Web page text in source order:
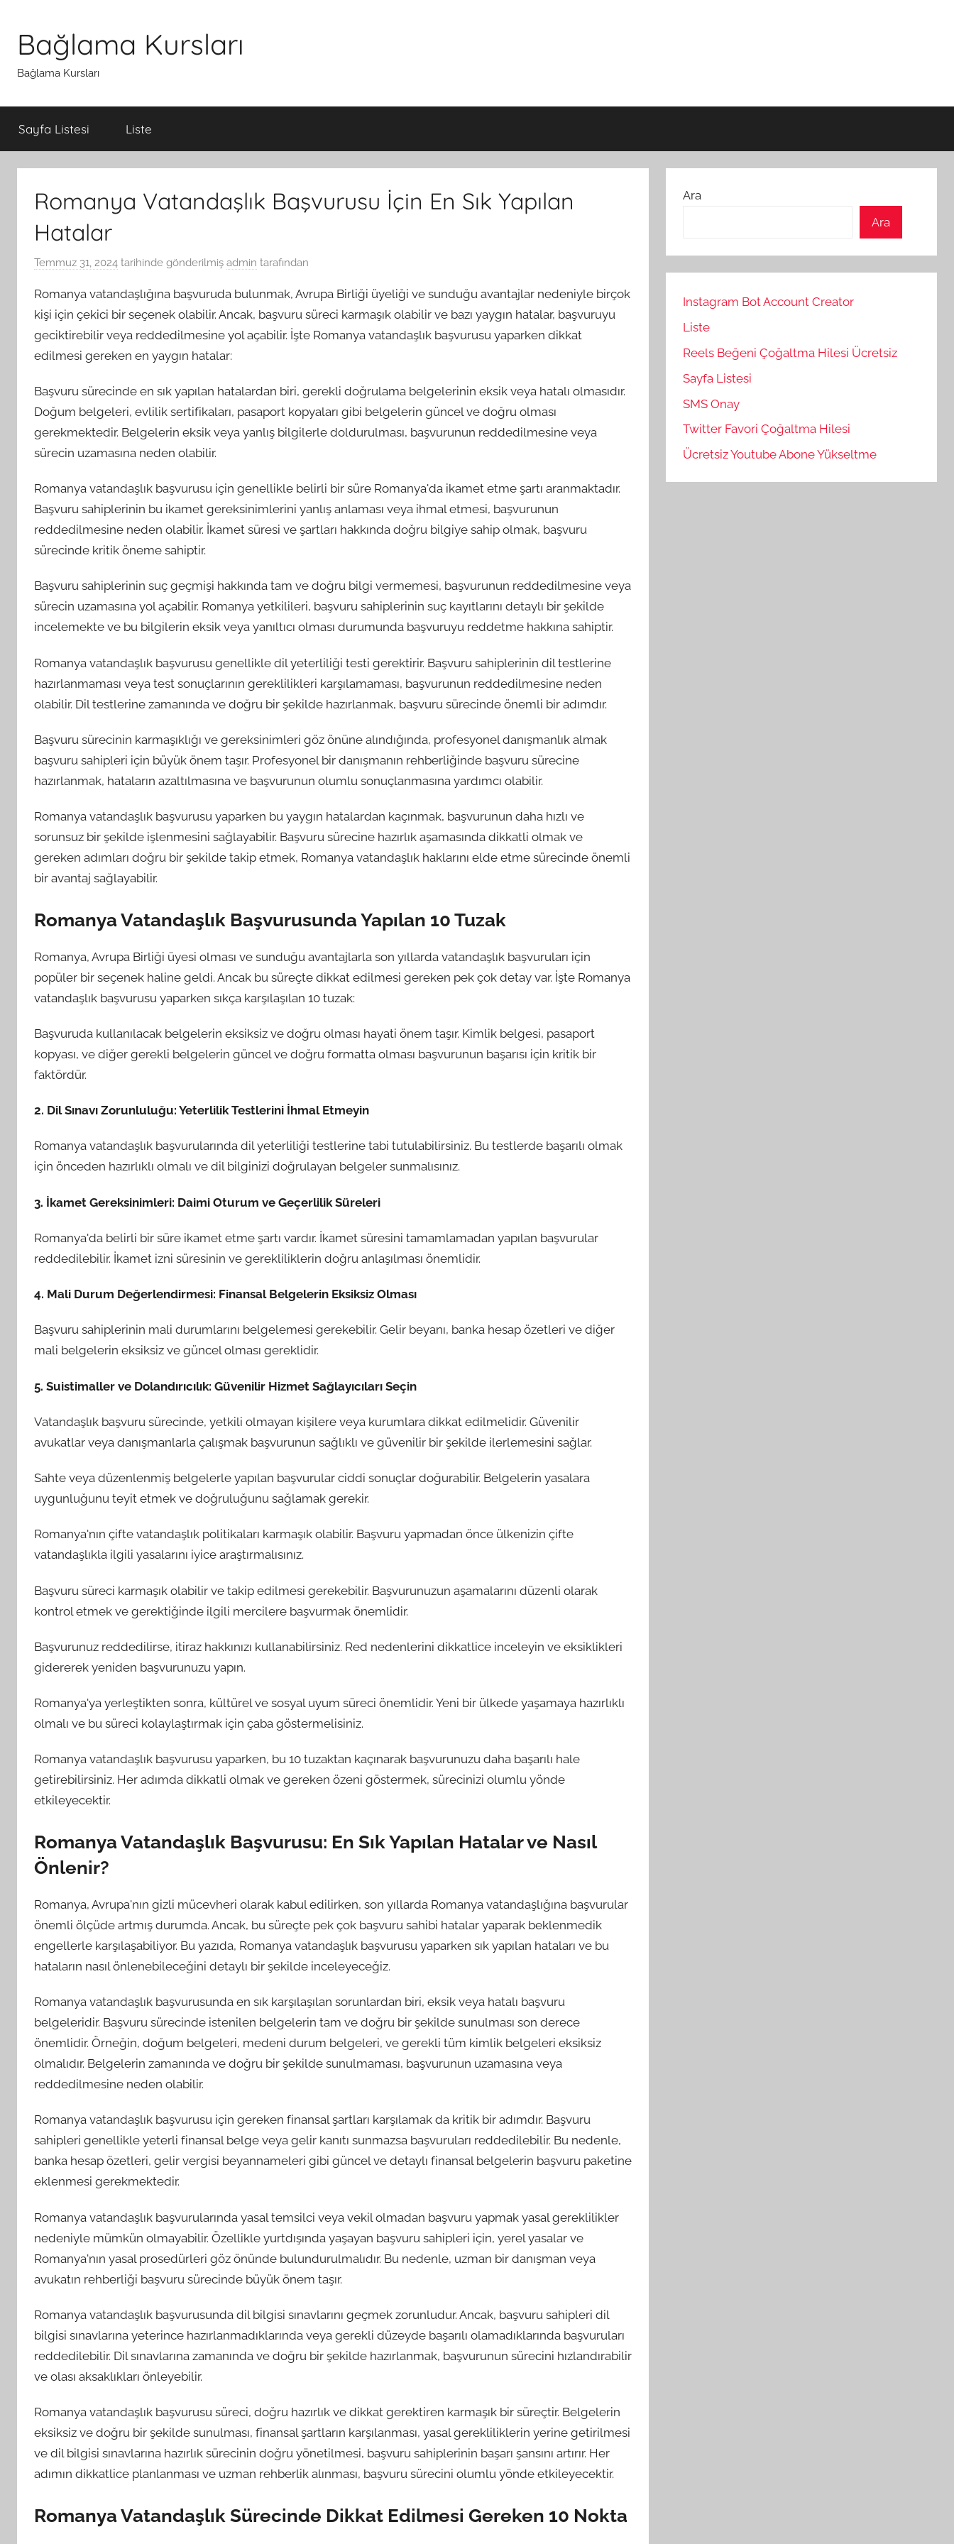
Bağlama Kursları
Bağlama Kursları
Sayfa Listesi Liste
Romanya Vatandaşlık Başvurusu İçin En Sık Yapılan
Hatalar
Temmuz 31, 2024 tarihinde gönderilmiş admin tarafından
Romanya vatandaşlığına başvuruda bulunmak, Avrupa Birliği üyeliği ve sunduğu avantajlar nedeniyle birçok
kişi için çekici bir seçenek olabilir. Ancak, başvuru süreci karmaşık olabilir ve bazı yaygın hatalar, başvuruyu
geciktirebilir veya reddedilmesine yol açabilir. İşte Romanya vatandaşlık başvurusu yaparken dikkat
edilmesi gereken en yaygın hatalar:
Başvuru sürecinde en sık yapılan hatalardan biri, gerekli doğrulama belgelerinin eksik veya hatalı olmasıdır.
Doğum belgeleri, evlilik sertifikaları, pasaport kopyaları gibi belgelerin güncel ve doğru olması
gerekmektedir. Belgelerin eksik veya yanlış bilgilerle doldurulması, başvurunun reddedilmesine veya
sürecin uzamasına neden olabilir.
Romanya vatandaşlık başvurusu için genellikle belirli bir süre Romanya'da ikamet etme şartı aranmaktadır.
Başvuru sahiplerinin bu ikamet gereksinimlerini yanlış anlaması veya ihmal etmesi, başvurunun
reddedilmesine neden olabilir. İkamet süresi ve şartları hakkında doğru bilgiye sahip olmak, başvuru
sürecinde kritik öneme sahiptir.
Başvuru sahiplerinin suç geçmişi hakkında tam ve doğru bilgi vermemesi, başvurunun reddedilmesine veya
sürecin uzamasına yol açabilir. Romanya yetkilileri, başvuru sahiplerinin suç kayıtlarını detaylı bir şekilde
incelemekte ve bu bilgilerin eksik veya yanıltıcı olması durumunda başvuruyu reddetme hakkına sahiptir.
Romanya vatandaşlık başvurusu genellikle dil yeterliliği testi gerektirir. Başvuru sahiplerinin dil testlerine
hazırlanmaması veya test sonuçlarının gereklilikleri karşılamaması, başvurunun reddedilmesine neden
olabilir. Dil testlerine zamanında ve doğru bir şekilde hazırlanmak, başvuru sürecinde önemli bir adımdır.
Başvuru sürecinin karmaşıklığı ve gereksinimleri göz önüne alındığında, profesyonel danışmanlık almak
başvuru sahipleri için büyük önem taşır. Profesyonel bir danışmanın rehberliğinde başvuru sürecine
hazırlanmak, hataların azaltılmasına ve başvurunun olumlu sonuçlanmasına yardımcı olabilir.
Romanya vatandaşlık başvurusu yaparken bu yaygın hatalardan kaçınmak, başvurunun daha hızlı ve
sorunsuz bir şekilde işlenmesini sağlayabilir. Başvuru sürecine hazırlık aşamasında dikkatli olmak ve
gereken adımları doğru bir şekilde takip etmek, Romanya vatandaşlık haklarını elde etme sürecinde önemli
bir avantaj sağlayabilir.
Romanya Vatandaşlık Başvurusunda Yapılan 10 Tuzak
Romanya, Avrupa Birliği üyesi olması ve sunduğu avantajlarla son yıllarda vatandaşlık başvuruları için
popüler bir seçenek haline geldi. Ancak bu süreçte dikkat edilmesi gereken pek çok detay var. İşte Romanya
vatandaşlık başvurusu yaparken sıkça karşılaşılan 10 tuzak:
Başvuruda kullanılacak belgelerin eksiksiz ve doğru olması hayati önem taşır. Kimlik belgesi, pasaport
kopyası, ve diğer gerekli belgelerin güncel ve doğru formatta olması başvurunun başarısı için kritik bir
faktördür.
2. Dil Sınavı Zorunluluğu: Yeterlilik Testlerini İhmal Etmeyin
Romanya vatandaşlık başvurularında dil yeterliliği testlerine tabi tutulabilirsiniz. Bu testlerde başarılı olmak
için önceden hazırlıklı olmalı ve dil bilginizi doğrulayan belgeler sunmalısınız.
3. İkamet Gereksinimleri: Daimi Oturum ve Geçerlilik Süreleri
Romanya'da belirli bir süre ikamet etme şartı vardır. İkamet süresini tamamlamadan yapılan başvurular
reddedilebilir. İkamet izni süresinin ve gerekliliklerin doğru anlaşılması önemlidir.
4. Mali Durum Değerlendirmesi: Finansal Belgelerin Eksiksiz Olması
Başvuru sahiplerinin mali durumlarını belgelemesi gerekebilir. Gelir beyanı, banka hesap özetleri ve diğer
mali belgelerin eksiksiz ve güncel olması gereklidir.
5. Suistimaller ve Dolandırıcılık: Güvenilir Hizmet Sağlayıcıları Seçin
Vatandaşlık başvuru sürecinde, yetkili olmayan kişilere veya kurumlara dikkat edilmelidir. Güvenilir
avukatlar veya danışmanlarla çalışmak başvurunun sağlıklı ve güvenilir bir şekilde ilerlemesini sağlar.
Sahte veya düzenlenmiş belgelerle yapılan başvurular ciddi sonuçlar doğurabilir. Belgelerin yasalara
uygunluğunu teyit etmek ve doğruluğunu sağlamak gerekir.
Romanya'nın çifte vatandaşlık politikaları karmaşık olabilir. Başvuru yapmadan önce ülkenizin çifte
vatandaşlıkla ilgili yasalarını iyice araştırmalısınız.
Başvuru süreci karmaşık olabilir ve takip edilmesi gerekebilir. Başvurunuzun aşamalarını düzenli olarak
kontrol etmek ve gerektiğinde ilgili mercilere başvurmak önemlidir.
Başvurunuz reddedilirse, itiraz hakkınızı kullanabilirsiniz. Red nedenlerini dikkatlice inceleyin ve eksiklikleri
gidererek yeniden başvurunuzu yapın.
Romanya'ya yerleştikten sonra, kültürel ve sosyal uyum süreci önemlidir. Yeni bir ülkede yaşamaya hazırlıklı
olmalı ve bu süreci kolaylaştırmak için çaba göstermelisiniz.
Romanya vatandaşlık başvurusu yaparken, bu 10 tuzaktan kaçınarak başvurunuzu daha başarılı hale
getirebilirsiniz. Her adımda dikkatli olmak ve gereken özeni göstermek, sürecinizi olumlu yönde
etkileyecektir.
Romanya Vatandaşlık Başvurusu: En Sık Yapılan Hatalar ve Nasıl
Önlenir?
Romanya, Avrupa'nın gizli mücevheri olarak kabul edilirken, son yıllarda Romanya vatandaşlığına başvurular
önemli ölçüde artmış durumda. Ancak, bu süreçte pek çok başvuru sahibi hatalar yaparak beklenmedik
engellerle karşılaşabiliyor. Bu yazıda, Romanya vatandaşlık başvurusu yaparken sık yapılan hataları ve bu
hataların nasıl önlenebileceğini detaylı bir şekilde inceleyeceğiz.
Romanya vatandaşlık başvurusunda en sık karşılaşılan sorunlardan biri, eksik veya hatalı başvuru
belgeleridir. Başvuru sürecinde istenilen belgelerin tam ve doğru bir şekilde sunulması son derece
önemlidir. Örneğin, doğum belgeleri, medeni durum belgeleri, ve gerekli tüm kimlik belgeleri eksiksiz
olmalıdır. Belgelerin zamanında ve doğru bir şekilde sunulmaması, başvurunun uzamasına veya
reddedilmesine neden olabilir.
Romanya vatandaşlık başvurusu için gereken finansal şartları karşılamak da kritik bir adımdır. Başvuru
sahipleri genellikle yeterli finansal belge veya gelir kanıtı sunmazsa başvuruları reddedilebilir. Bu nedenle,
banka hesap özetleri, gelir vergisi beyannameleri gibi güncel ve detaylı finansal belgelerin başvuru paketine
eklenmesi gerekmektedir.
Romanya vatandaşlık başvurularında yasal temsilci veya vekil olmadan başvuru yapmak yasal gereklilikler
nedeniyle mümkün olmayabilir. Özellikle yurtdışında yaşayan başvuru sahipleri için, yerel yasalar ve
Romanya'nın yasal prosedürleri göz önünde bulundurulmalıdır. Bu nedenle, uzman bir danışman veya
avukatın rehberliği başvuru sürecinde büyük önem taşır.
Romanya vatandaşlık başvurusunda dil bilgisi sınavlarını geçmek zorunludur. Ancak, başvuru sahipleri dil
bilgisi sınavlarına yeterince hazırlanmadıklarında veya gerekli düzeyde başarılı olamadıklarında başvuruları
reddedilebilir. Dil sınavlarına zamanında ve doğru bir şekilde hazırlanmak, başvurunun sürecini hızlandırabilir
ve olası aksaklıkları önleyebilir.
Romanya vatandaşlık başvurusu süreci, doğru hazırlık ve dikkat gerektiren karmaşık bir süreçtir. Belgelerin
eksiksiz ve doğru bir şekilde sunulması, finansal şartların karşılanması, yasal gerekliliklerin yerine getirilmesi
ve dil bilgisi sınavlarına hazırlık sürecinin doğru yönetilmesi, başvuru sahiplerinin başarı şansını artırır. Her
adımın dikkatlice planlanması ve uzman rehberlik alınması, başvuru sürecini olumlu yönde etkileyecektir.
Romanya Vatandaşlık Sürecinde Dikkat Edilmesi Gereken 10 Nokta
Ara
Ara
Instagram Bot Account Creator
Liste
Reels Beğeni Çoğaltma Hilesi Ücretsiz
Sayfa Listesi
SMS Onay
Twitter Favori Çoğaltma Hilesi
Ücretsiz Youtube Abone Yükseltme